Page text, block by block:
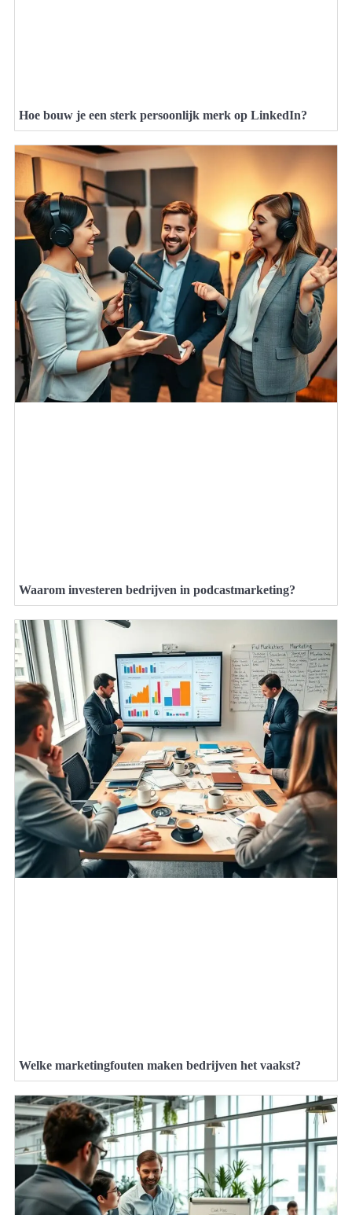
Hoe bouw je een sterk persoonlijk merk op LinkedIn?
Waarom investeren bedrijven in podcastmarketing?
Welke marketingfouten maken bedrijven het vaakst?